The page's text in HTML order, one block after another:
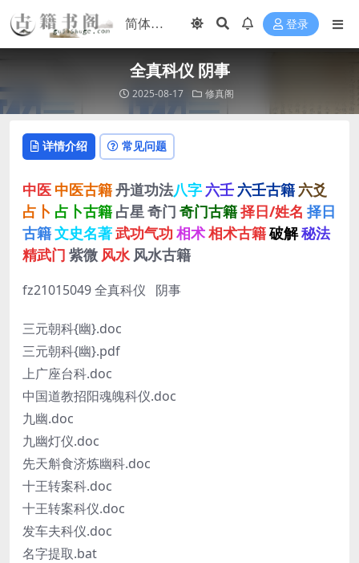
登录
全真科仪 阴事
2025-08-17 修真阁
详情介绍 常见问题
中医 中医古籍丹道功法八字 六壬 六壬古籍 六爻
占卜 占卜古籍 占星 奇门 奇门古籍择日/姓名 择日
古籍文史名著武功气功 相术相术古籍破解秘法
精武门 紫微 风水 风水古籍
fz21015049 全真科仪 阴事
三元朝科{幽}.doc
三元朝科{幽}.pdf
上广座台科.doc
中国道教招阳魂魄科仪.doc
九幽.doc
九幽灯仪.doc
先天斛食济炼幽科.doc
十王转案科.doc
十王转案科仪.doc
发车夫科仪.doc
名字提取.bat